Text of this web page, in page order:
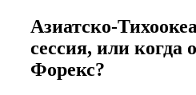
Азиатско-
сессия, или
Форекс?